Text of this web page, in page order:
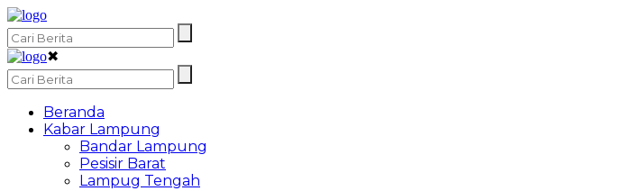
✖
Beranda
Kabar Lampung
Bandar Lampung
Pesisir Barat
Lampug Tengah